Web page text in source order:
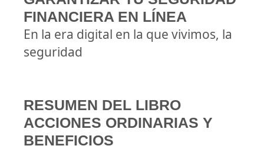
FINANCIERA EN LÍNEA
En la era digital en la que vivimos, la
seguridad
RESUMEN DEL LIBRO
ACCIONES ORDINARIAS Y
BENEFICIOS